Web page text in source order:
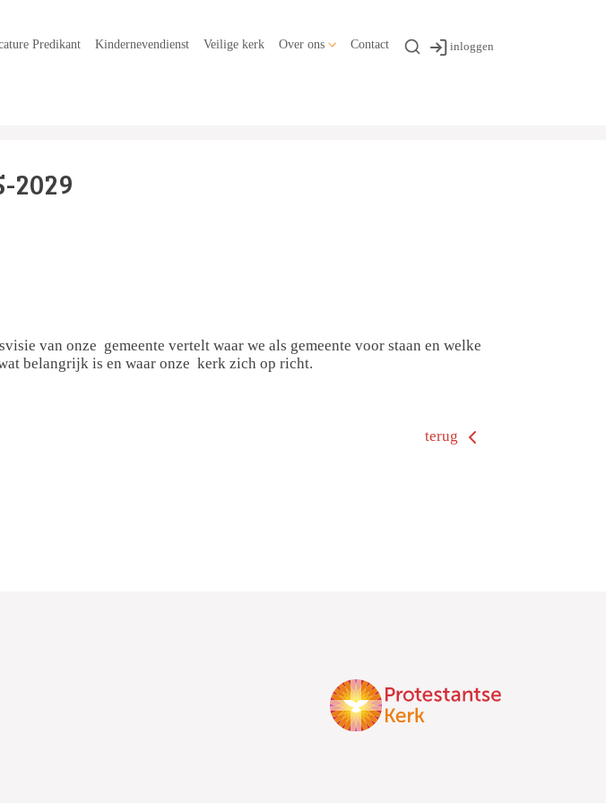
Predikant Kindernevendienst Veilige kerk Over ons Contact inloggen
2029
van onze gemeente vertelt waar we als gemeente voor staan en welke
belangrijk is en waar onze kerk zich op richt.
terug